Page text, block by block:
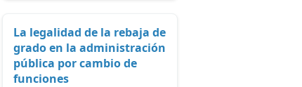
La legalidad de la rebaja de
grado en la administración
pública por cambio de
funciones